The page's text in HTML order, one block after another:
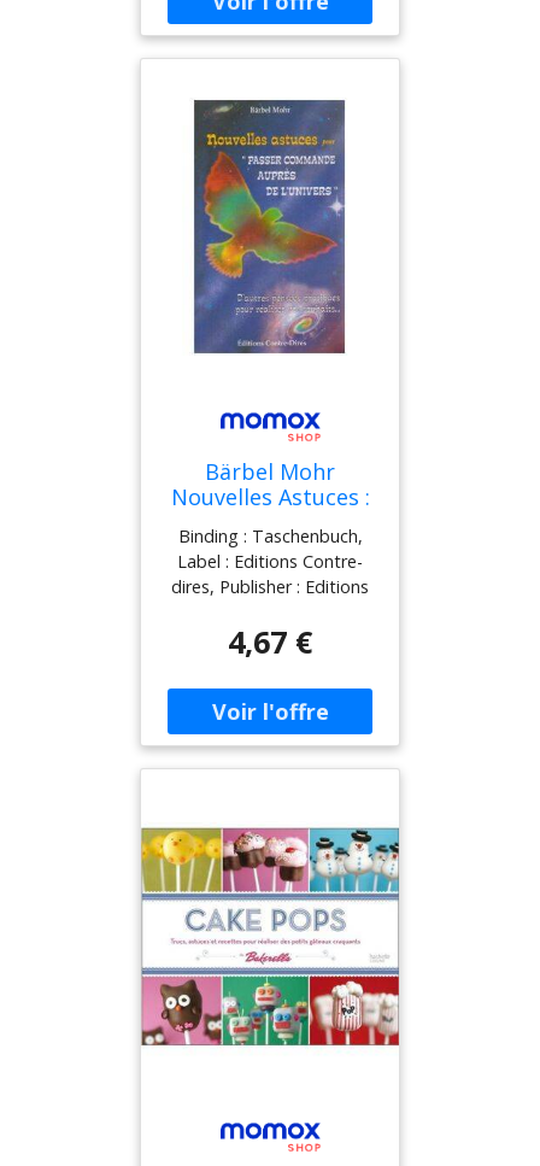
La Nutrition, Et
Votre Tenacite
Mentale
Publishing Platform,
medium : Taschenbuch,
publicationDate : 2015-08-
26, authors : Joseph
Correa, ISBN : 1517076900
Bärbel Mohr
Nouvelles Astuces :
De Nouvelles
Pensées Pratiques
Pour Réaliser Vos
Souhaits...
Binding : Taschenbuch,
Label : Editions Contre-
dires, Publisher : Editions
PackageQuantity : 1,
medium : Taschenbuch,
publicationDate : 2007-03-
19, authors : Bärbel Mohr,
translators : Claude
Dhorbais, ISBN :
4,67 €